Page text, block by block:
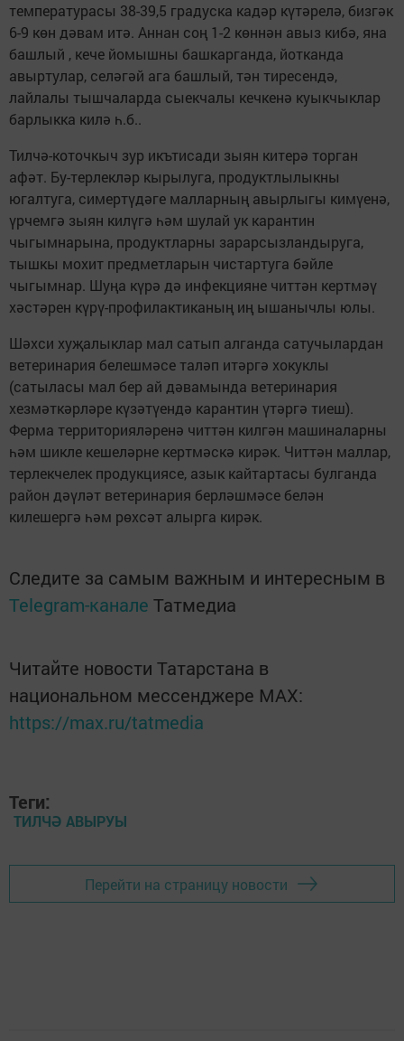
температурасы 38-39,5 градуска кадәр күтәрелә, бизгәк
6-9 көн дәвам итә. Аннан соң 1-2 көннән авыз кибә, яна
башлый , кече йомышны башкарганда, йотканда
авыртулар, селәгәй ага башлый, тән тиресендә,
лайлалы тышчаларда сыекчалы кечкенә куыкчыклар
барлыкка килә һ.б..
Тилчә-коточкыч зур икътисади зыян китерә торган
афәт. Бу-терлекләр кырылуга, продуктлылыкны
югалтуга, симертүдәге малларның авырлыгы кимүенә,
үрчемгә зыян килүгә һәм шулай ук карантин
чыгымнарына, продуктларны зарарсызландыруга,
тышкы мохит предметларын чистартуга бәйле
чыгымнар. Шуңа күрә дә инфекцияне читтән кертмәү
хәстәрен күрү-профилактиканың иң ышанычлы юлы.
Шәхси хуҗалыклар мал сатып алганда сатучылардан
ветеринария белешмәсе таләп итәргә хокуклы
(сатыласы мал бер ай дәвамында ветеринария
хезмәткәрләре күзәтүендә карантин үтәргә тиеш).
Ферма территорияләренә читтән килгән машиналарны
һәм шикле кешеләрне кертмәскә кирәк. Читтән маллар,
терлекчелек продукциясе, азык кайтартасы булганда
район дәүләт ветеринария берләшмәсе белән
килешергә һәм рөхсәт алырга кирәк.
Следите за самым важным и интересным в
Telegram-канале Татмедиа
Читайте новости Татарстана в
национальном мессенджере MАХ:
https://max.ru/tatmedia
Теги:
ТИЛЧӘ АВЫРУЫ
Перейти на страницу новости